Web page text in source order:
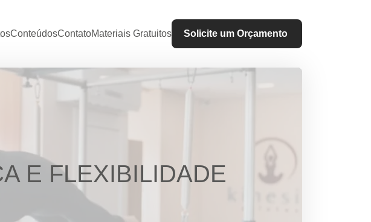
ConteúdosContatoMateriais Gratuitos Solicite um Orçamento
E FLEXIBILIDADE